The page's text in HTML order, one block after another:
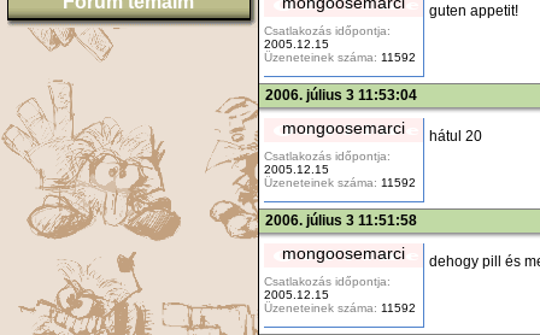
Csatlakozás időpontja:
2005.12.15
Üzeneteinek száma: 11592
guten appetit!
2006. július 3 11:53:04
mongoosemarci
Csatlakozás időpontja:
2005.12.15
Üzeneteinek száma: 11592
hátul 20
2006. július 3 11:51:58
mongoosemarci
Csatlakozás időpontja:
2005.12.15
Üzeneteinek száma: 11592
dehogy pill és